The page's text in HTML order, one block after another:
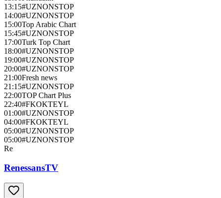
13:15#UZNONSTOP
14:00#UZNONSTOP
15:00Top Arabic Chart
15:45#UZNONSTOP
17:00Turk Top Chart
18:00#UZNONSTOP
19:00#UZNONSTOP
20:00#UZNONSTOP
21:00Fresh news
21:15#UZNONSTOP
22:00TOP Chart Plus
22:40#FKOKTEYL
01:00#UZNONSTOP
04:00#FKOKTEYL
05:00#UZNONSTOP
05:00#UZNONSTOP
Re
RenessansTV